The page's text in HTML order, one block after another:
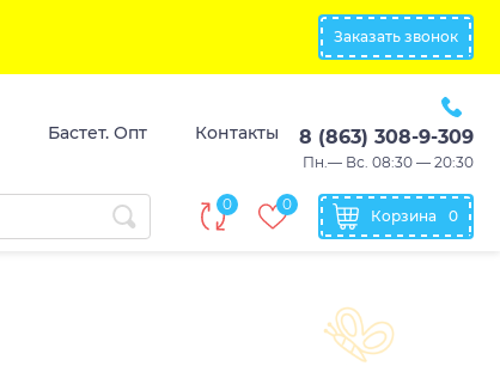
Заказать звонок
Бастет. Опт Контакты 8 (863) 308-9-309
Пн.— Вс. 08:30 — 20:30
0 0
Корзина 0